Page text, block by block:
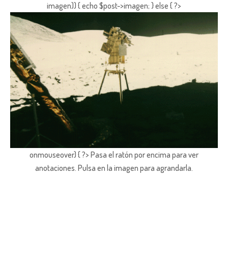
imagen)) { echo $post->imagen; } else { ?>
onmouseover) { ?> Pasa el ratón por encima para ver
anotaciones. Pulsa en la imagen para agrandarla.